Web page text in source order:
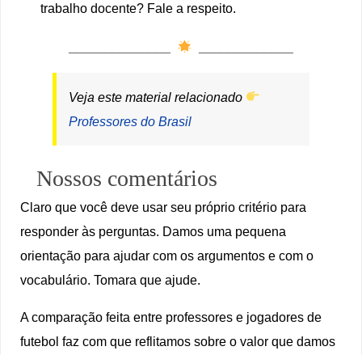
trabalho docente? Fale a respeito.
Veja este material relacionado
Professores do Brasil
Nossos comentários
Claro que você deve usar seu próprio critério para
responder às perguntas. Damos uma pequena
orientação para ajudar com os argumentos e com o
vocabulário. Tomara que ajude.
A comparação feita entre professores e jogadores de
futebol faz com que reflitamos sobre o valor que damos